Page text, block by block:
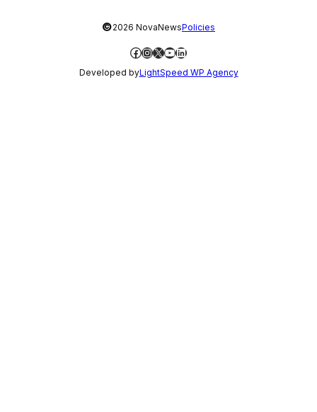
©2026 NovaNewsPolicies
Facebook
Instagram
X YouTube
LinkedIn
Developed byLightSpeed WP Agency